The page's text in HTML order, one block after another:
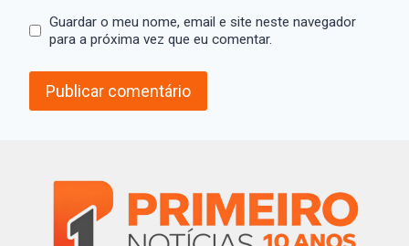
Guardar o meu nome, email e site neste navegador
para a próxima vez que eu comentar.